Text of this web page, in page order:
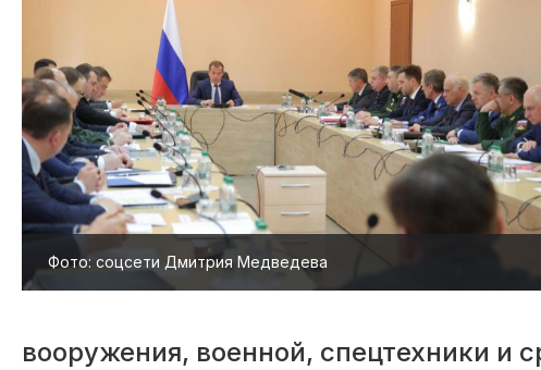
Фото: соцсети Дмитрия Медведева
вооружения, военной, спецтехники и